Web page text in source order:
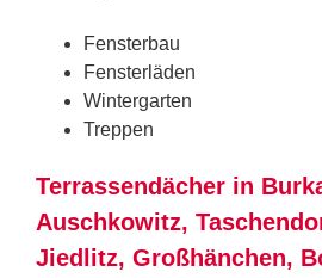
Fensterbau
Fensterläden
Wintergarten
Treppen
Terrassendächer in
Auschkowitz,
Jiedlitz, Großhänchen,